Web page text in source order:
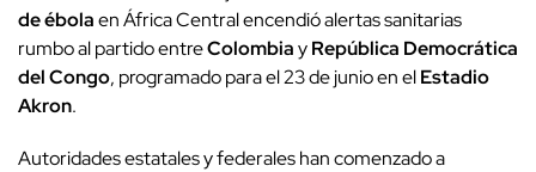
de ébolaen África Central encendió alertas sanitarias
rumbo al partido entreColombiayRepública Democrática
del Congo, programado para el 23 de junio en elEstadio
Akron.
Autoridades estatales y federales han comenzado a